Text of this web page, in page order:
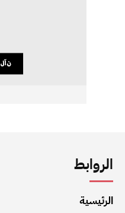
الروابط
الرئيسية